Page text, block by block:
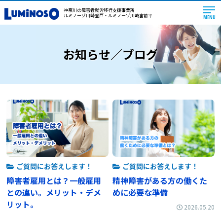
神奈川の障害者就労移行支援事業所
ルミノーゾ川崎登戸・ルミノーゾ川崎宮前平
MENU
お知らせ／ブログ
ご質問にお答えします！
障害者雇用とは？一般雇用
との違い。メリット・デメ
リット。
ご質問にお答えします！
精神障害がある方の働くた
めに必要な準備
2026.05.20